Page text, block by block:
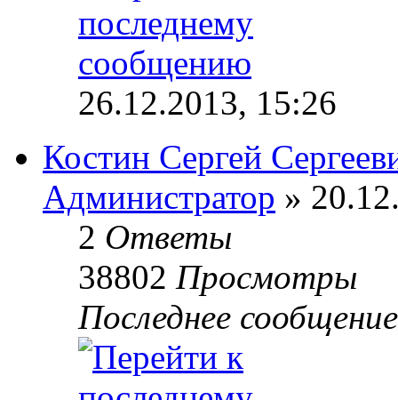
26.12.2013, 15:26
Костин Сергей
Администратор »
2 Ответы
38802 Просмотры
Последнее